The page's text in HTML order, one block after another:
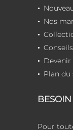
Nos
Plan du
Pour